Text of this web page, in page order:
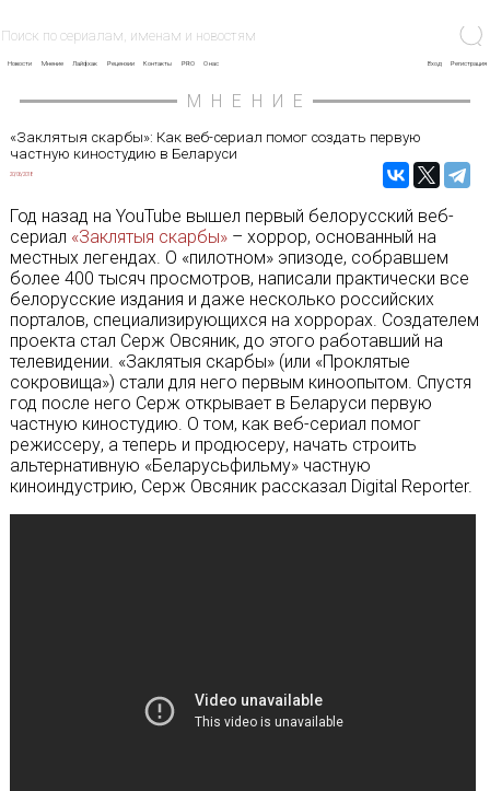
Новости Мнение Лайфхак Рецензии Контакты PRO О нас Вход Регистрация
МНЕНИЕ
«Заклятыя скарбы»: Как веб-сериал помог создать первую
частную киностудию в Беларуси
20/06/2018
Год назад на YouTube вышел первый белорусский веб-
сериал «Заклятыя скарбы»– хоррор, основанный на
местных легендах. О «пилотном» эпизоде, собравшем
более 400 тысяч просмотров, написали практически все
белорусские издания и даже несколько российских
порталов, специализирующихся на хоррорах. Создателем
проекта стал Серж Овсяник, до этого работавший на
телевидении. «Заклятыя скарбы» (или «Проклятые
сокровища») стали для него первым киноопытом. Спустя
год после него Серж открывает в Беларуси первую
частную киностудию. О том, как веб-сериал помог
режиссеру, а теперь и продюсеру, начать строить
альтернативную «Беларусьфильму» частную
киноиндустрию, Серж Овсяник рассказал Digital Reporter.